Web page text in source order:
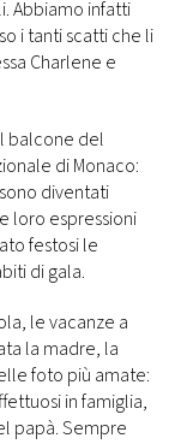
Abbiamo infatti
i tanti scatti che li
Charlene e
balcone del
di Monaco:
diventati
loro espressioni
festosi le
di gala.
le vacanze a
la madre, la
foto più amate:
in famiglia,
papà. Sempre